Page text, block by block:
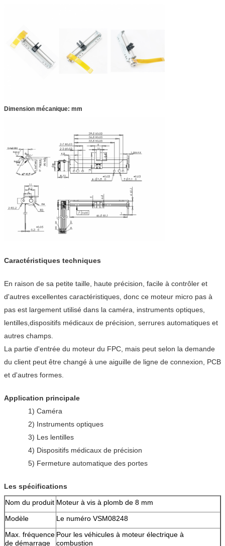
Dimension mécanique: mm
Caractéristiques techniques
En raison de sa petite taille, haute précision, facile à contrôler et
d'autres excellentes caractéristiques, donc ce moteur micro pas à
pas est largement utilisé dans la caméra, instruments optiques,
lentilles,dispositifs médicaux de précision, serrures automatiques et
autres champs.
La partie d'entrée du moteur du FPC, mais peut selon la demande
du client peut être changé à une aiguille de ligne de connexion, PCB
et d'autres formes.
Application principale
1) Caméra
2) Instruments optiques
3) Les lentilles
4) Dispositifs médicaux de précision
5) Fermeture automatique des portes
Les spécifications
Nom du produit Moteur à vis à plomb de 8 mm
Modèle
Le numéro VSM08248
Max. fréquence
de démarrage
Pour les véhicules à moteur électrique à
combustion